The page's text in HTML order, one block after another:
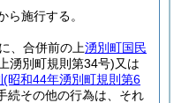
ら施行する。
、合併前の上湧別町国民
湧別町規則第34号)又は
(昭和44年湧別町規則第6
続その他の行為は、それ